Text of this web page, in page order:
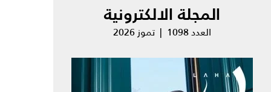
المجلة الالكترونية
العدد 1098 | تموز 2026